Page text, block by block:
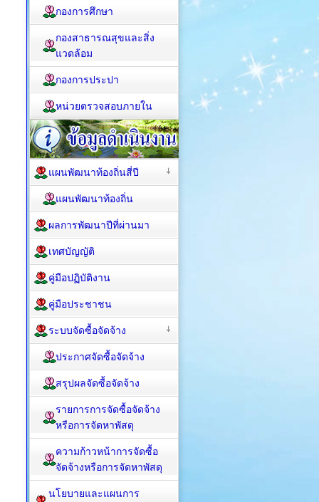
กองการศึกษา
กองสาธารณสุขและสิ่ง
แวดล้อม
กองการประปา
หน่วยตรวจสอบภายใน
แผนพัฒนาท้องถิ่นสี่ปี
แผนพัฒนาท้องถิ่น
ผลการพัฒนาปีที่ผ่านมา
เทศบัญญัติ
คู่มือปฏิบัติงาน
คู่มือประชาชน
ระบบจัดซื้อจัดจ้าง
ประกาศจัดซื้อจัดจ้าง
สรุปผลจัดซื้อจัดจ้าง
รายการการจัดซื้อจัดจ้าง
หรือการจัดหาพัสดุ
ความก้าวหน้าการจัดซื้อ
จัดจ้างหรือการจัดหาพัสดุ
นโยบายและแผนการ